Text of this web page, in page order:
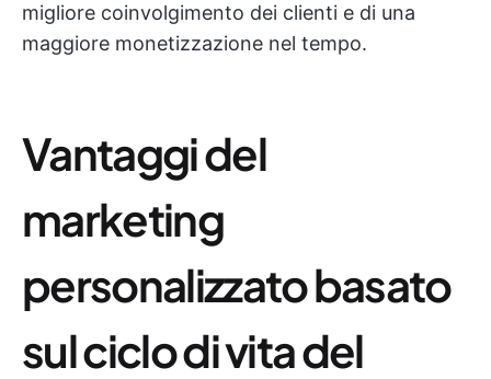
migliore coinvolgimento dei clienti e di una
maggiore monetizzazione nel tempo.
Vantaggi del
marketing
personalizzato basato
sul ciclo di vita del